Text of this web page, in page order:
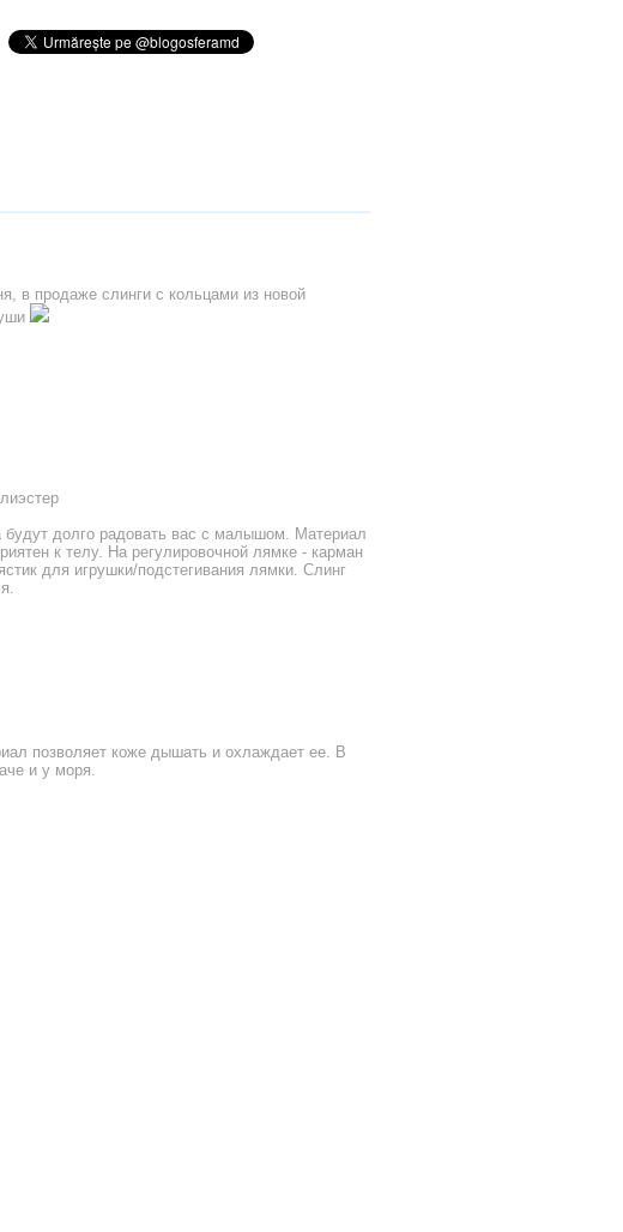
в продаже слинги с кольцами из новой
будут долго радовать вас с малышом. Материал
к телу. На регулировочной лямке - карман
для игрушки/подстегивания лямки. Слинг
позволяет коже дышать и охлаждает ее. В
и у моря.